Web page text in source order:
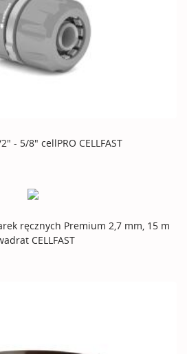
- 5/8" cellPRO CELLFAST
ręcznych Premium 2,7 mm, 15 m
CELLFAST